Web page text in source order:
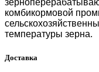
комбикормовой
температуры зерна.
Доставка